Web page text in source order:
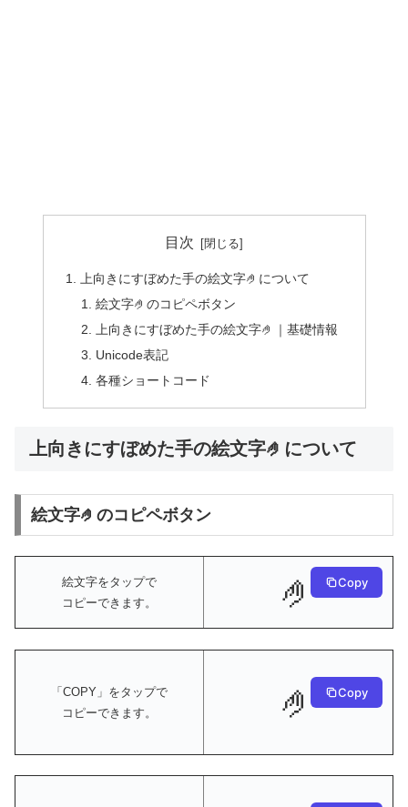
目次
上向きにすぼめた手の絵文字🤌について
絵文字🤌のコピペボタン
上向きにすぼめた手の絵文字🤌｜基礎情報
Unicode表記
各種ショートコード
上向きにすぼめた手の絵文字🤌について
絵文字🤌のコピペボタン
絵文字をタップで
コピーできます。
🤌 Copy
「COPY」をタップで
コピーできます。
🤌 Copy